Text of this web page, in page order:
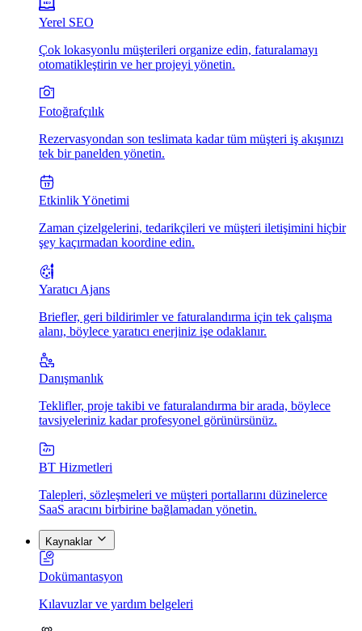
Yerel SEO
Çok lokasyonlu müşterileri organize edin, faturalamayı
otomatikleştirin ve her projeyi yönetin.
Fotoğrafçılık
Rezervasyondan son teslimata kadar tüm müşteri iş akışınızı
tek bir panelden yönetin.
Etkinlik Yönetimi
Zaman çizelgelerini, tedarikçileri ve müşteri iletişimini hiçbir
şey kaçırmadan koordine edin.
Yaratıcı Ajans
Briefler, geri bildirimler ve faturalandırma için tek çalışma
alanı, böylece yaratıcı enerjiniz işe odaklanır.
Danışmanlık
Teklifler, proje takibi ve faturalandırma bir arada, böylece
tavsiyeleriniz kadar profesyonel görünürsünüz.
BT Hizmetleri
Talepleri, sözleşmeleri ve müşteri portallarını düzinelerce
SaaS aracını birbirine bağlamadan yönetin.
Kaynaklar
Dokümantasyon
Kılavuzlar ve yardım belgeleri